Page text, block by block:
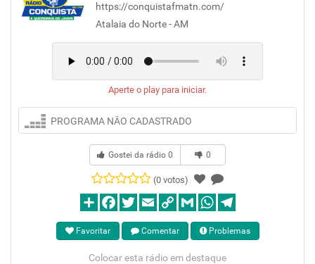
https://conquistafmatn.com/
Atalaia do Norte - AM
Aperte o play para iniciar.
PROGRAMA NÃO CADASTRADO
Gostei da rádio 0 0
(0 votos)
Favoritar Comentar Problemas
Colocar esta rádio em destaque